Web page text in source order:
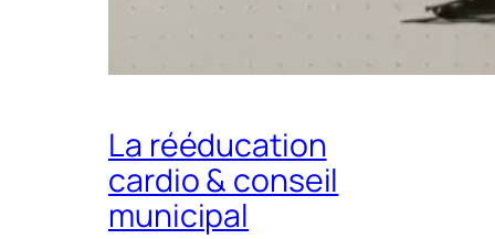
La rééducation
cardio & conseil
municipal